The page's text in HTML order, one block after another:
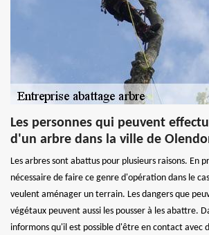
Les personnes qui peuvent
d'un arbre dans la ville de
Les arbres sont abattus pour plusieurs raisons. En
nécessaire de faire ce genre d'opération dans le
veulent aménager un terrain. Les dangers que
végétaux peuvent aussi les pousser à les abattre.
informons qu'il est possible d'être en contact avec